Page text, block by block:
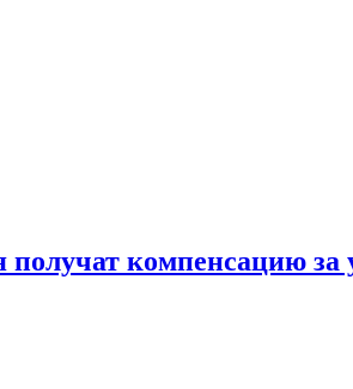
компенсацию